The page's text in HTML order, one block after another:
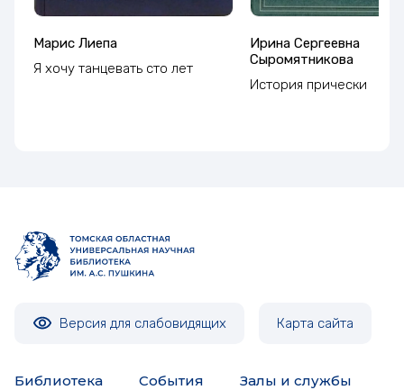
Марис Лиепа
Я хочу танцевать сто лет
Ирина Сергеевна
Сыромятникова
История прически
Версия для слабовидящих Карта сайта
Библиотека События
Залы и службы